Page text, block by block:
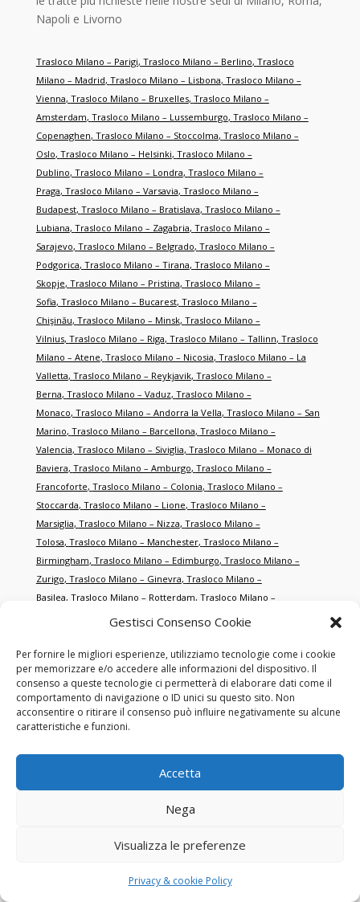
Gestisci Consenso Cookie
Per fornire le migliori esperienze, utilizziamo tecnologie come i cookie
per memorizzare e/o accedere alle informazioni del dispositivo. Il
consenso a queste tecnologie ci permetterà di elaborare dati come il
comportamento di navigazione o ID unici su questo sito. Non
acconsentire o ritirare il consenso può influire negativamente su alcune
caratteristiche e funzioni.
Accetta
Nega
Visualizza le preferenze
Privacy & cookie Policy
Napoli e Livorno
Trasloco Milano – Parigi, Trasloco Milano – Berlino, Trasloco
Milano – Madrid, Trasloco Milano – Lisbona, Trasloco Milano –
Vienna, Trasloco Milano – Bruxelles, Trasloco Milano –
Amsterdam, Trasloco Milano – Lussemburgo, Trasloco Milano –
Copenaghen, Trasloco Milano – Stoccolma, Trasloco Milano –
Oslo, Trasloco Milano – Helsinki, Trasloco Milano –
Dublino, Trasloco Milano – Londra, Trasloco Milano –
Praga, Trasloco Milano – Varsavia, Trasloco Milano –
Budapest, Trasloco Milano – Bratislava, Trasloco Milano –
Lubiana, Trasloco Milano – Zagabria, Trasloco Milano –
Sarajevo, Trasloco Milano – Belgrado, Trasloco Milano –
Podgorica, Trasloco Milano – Tirana, Trasloco Milano –
Skopje, Trasloco Milano – Pristina, Trasloco Milano –
Sofia, Trasloco Milano – Bucarest, Trasloco Milano –
Chişinău, Trasloco Milano – Minsk, Trasloco Milano –
Vilnius, Trasloco Milano – Riga, Trasloco Milano – Tallinn, Trasloco
Milano – Atene, Trasloco Milano – Nicosia, Trasloco Milano – La
Valletta, Trasloco Milano – Reykjavik, Trasloco Milano –
Berna, Trasloco Milano – Vaduz, Trasloco Milano –
Monaco, Trasloco Milano – Andorra la Vella, Trasloco Milano – San
Marino, Trasloco Milano – Barcellona, Trasloco Milano –
Valencia, Trasloco Milano – Siviglia, Trasloco Milano – Monaco di
Baviera, Trasloco Milano – Amburgo, Trasloco Milano –
Francoforte, Trasloco Milano – Colonia, Trasloco Milano –
Stoccarda, Trasloco Milano – Lione, Trasloco Milano –
Marsiglia, Trasloco Milano – Nizza, Trasloco Milano –
Tolosa, Trasloco Milano – Manchester, Trasloco Milano –
Birmingham, Trasloco Milano – Edimburgo, Trasloco Milano –
Zurigo, Trasloco Milano – Ginevra, Trasloco Milano –
Basilea, Trasloco Milano – Rotterdam, Trasloco Milano –
Trasloco Milano –
Brno,Trasloco Milano – Salisburgo,Trasloco Milano –
Graz,Trasloco Milano – Salonicco,Trasloco Milano –
Smirne,Trasloco Milano – Istanbul ,Trasloco Milano –
Antalya,Trasloco Milano – Dubai, Trasloco Milano – Abu
Dhabi,Trasloco Milano – Doha
Trasloco Milano – Tokyo
Trasloco Milano – Chicago
Trasloco Milano – Washington
Trasloco Milano –